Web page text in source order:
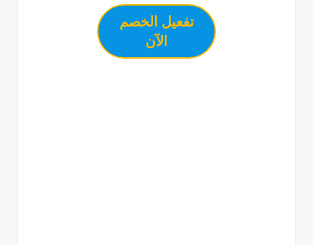
تفعيل الخصم
الآن